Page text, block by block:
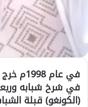
في عام 1998م خرج الشاب بابا وغي وهو
في شرخ شبابه
(الكونغو) قبلة